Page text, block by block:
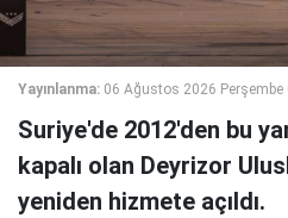
Yayınlanma: 06 Ağustos 2026 Perşembe
Suriye'de 2012'den bu
kapalı olan Deyrizor
yeniden hizmete açıldı.